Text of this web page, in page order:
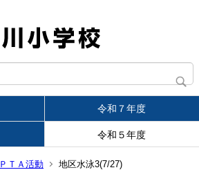
令和７年度
令和５年度
ＰＴＡ活動 地区水泳3(7/27)